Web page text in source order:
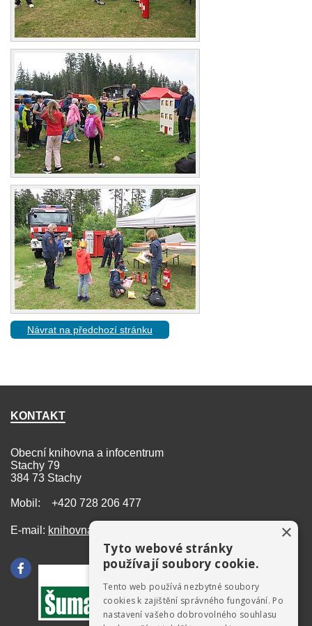
Návrat na předchozí stránku
KONTAKT
Obecní knihovna a infocentrum
Stachy 79
384 73 Stachy
Mobil: +420 728 206 477
E-mail: knihovna@stachy.net ×
Tyto webové stránky
používají soubory cookie.
Tento web používá nezbytné soubory
cookies k zajištění správného fungování. Po
nastavení vašeho dobrovolného souhlasu